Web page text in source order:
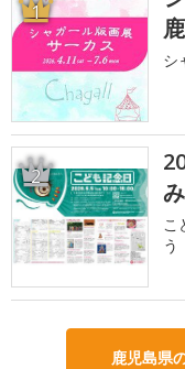
1
シ
2
こ
う
鹿児島県